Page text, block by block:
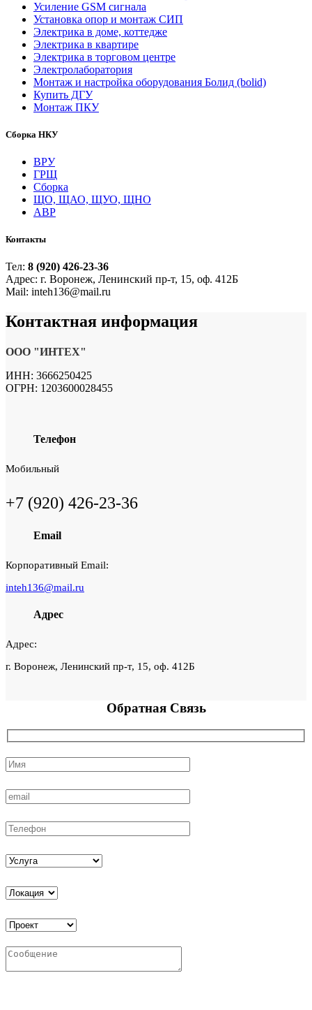
Усиление GSM сигнала
Установка опор и монтаж СИП
Электрика в доме, коттедже
Электрика в квартире
Электрика в торговом центре
Электролаборатория
Монтаж и настройка оборудования Болид (bolid)
Купить ДГУ
Монтаж ПКУ
Сборка НКУ
ВРУ
ГРЩ
Сборка
ЩО, ЩАО, ЩУО, ЩНО
АВР
Контакты
Тел: 8 (920) 426-23-36
Адрес: г. Воронеж, Ленинский пр-т, 15, оф. 412Б
Mail: inteh136@mail.ru
Контактная информация
ООО "ИНТЕХ"
ИНН: 3666250425
ОГРН: 1203600028455
Телефон
Мобильный
+7 (920) 426-23-36
Email
Корпоративный Email:
inteh136@mail.ru
Адрес
Адрес:
г. Воронеж, Ленинский пр-т, 15, оф. 412Б
Обратная Связь